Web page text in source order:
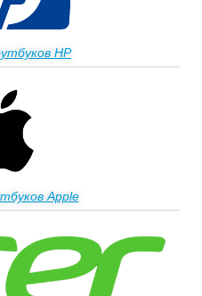
HP
Apple